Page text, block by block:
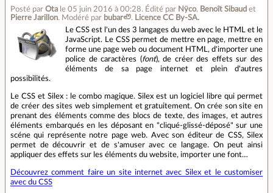
Posté par Ota le 05 juin 2016 à 00:28. Édité par Nÿco, Benoît Sibaud et
Pierre Jarillon. Modéré par bubar🦥. Licence CC By‑SA.
Le CSS est l'un des 3 langages du web avec le HTML et le
JavaScript. Le CSS permet de mettre en page, mettre en
forme une page web ou document HTML, d'importer une
police de caractères (font), de créer des effets sur des
éléments de sa page internet et plein d'autres
possibilités.
Le CSS et Silex : le combo magique. Silex est un logiciel libre qui permet
de créer des sites web simplement et gratuitement. On crée son site en
prenant des éléments comme des blocs de texte, des images, et autres
éléments embarqués en les déposant en "cliqué-glissé-déposé" sur une
scéne qui représente notre page web. Avec son éditeur de CSS, Silex
permet de découvrir et de s'amuser avec ce langage. On peut ainsi
appliquer des effets sur les éléments du website, importer une font…
Découvrez comment faire un site internet avec Silex et le customiser
avec du CSS